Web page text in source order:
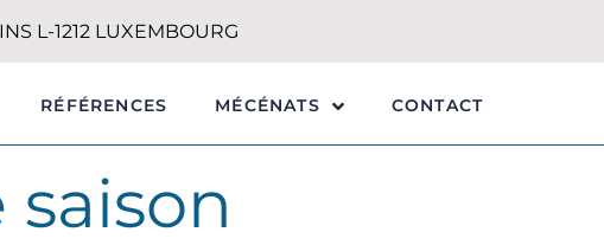
L-1212 LUXEMBOURG
RÉFÉRENCES MÉCÉNATS CONTACT